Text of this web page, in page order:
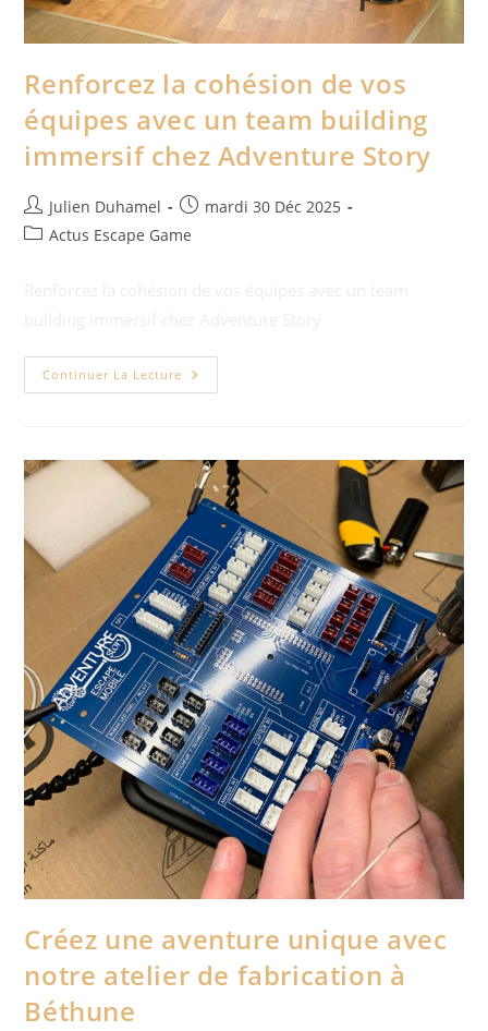
Renforcez la cohésion de vos
équipes avec un team building
immersif chez Adventure Story
Julien Duhamel
mardi 30 Déc 2025
Actus Escape Game
Continuer La Lecture
Créez une aventure unique avec
notre atelier de fabrication à
Béthune